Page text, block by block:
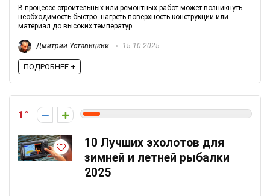
В процессе строительных или ремонтных работ может возникнуть
необходимость быстро нагреть поверхность конструкции или
материал до высоких температур ...
Дмитрий Уставицкий 15.10.2025
ПОДРОБНЕЕ +
1
10 Лучших эхолотов для
зимней и летней рыбалки
2025